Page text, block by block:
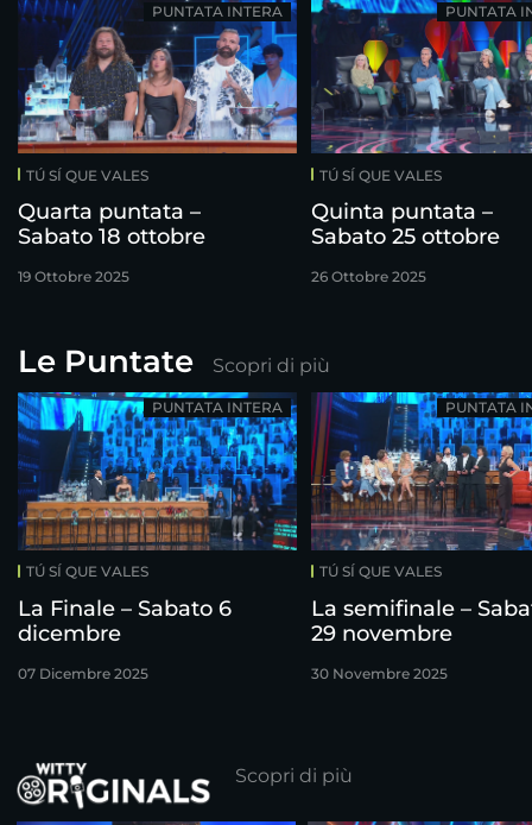
TÚ SÍ QUE VALES
Quarta puntata –
Sabato 18 ottobre
19 Ottobre 2025
PUNTATA INTERA
TÚ SÍ QUE VALES
Quinta puntata –
Sabato 25 ottobre
26 Ottobre 2025
PUNTATA
Le Puntate Scopri di più
TÚ SÍ QUE VALES
La Finale – Sabato 6
dicembre
07 Dicembre 2025
PUNTATA INTERA
TÚ SÍ QUE VALES
La semifinale –
29 novembre
30 Novembre 2025
PUNTATA
Scopri di più